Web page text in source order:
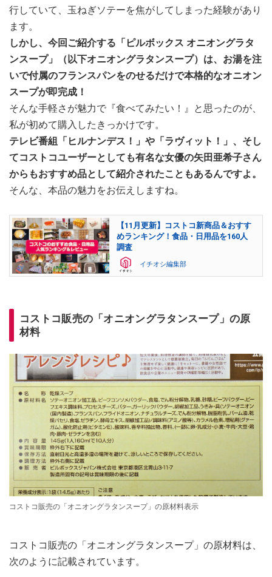
行していて、玉ねぎソテーを焦がしてしまった経験があり
ます。
しかし、今回ご紹介する「ピルボックス オニオングラタ
ンスープ」（以下オニオングラタンスープ）は、お湯を注
いで付属のフランスパンをのせるだけで本格的なオニオン
スープが即完成！
そんな手軽さが魅力で『食べてみたい！』と思ったのが、
私が初めて購入したきっかけです。
テレビ番組「ヒルナンデス！」や「ラヴィット！」、そし
てコストコユーザーとしても有名な女優の矢田亜希子さん
からもおすすめ品として紹介されたこともあるんですよ。
そんな、本品の魅力をお伝えしますね。
【11月更新】コストコ新商品＆おすす
めランキング！食品・日用品を160人
調査
イチオシ編集部
コストコ販売の「オニオングラタンスープ」の原
材料
コストコ販売の「オニオングラタンスープ」の原材料表示
コストコ販売の「オニオングラタンスープ」の原材料は、
次のように記載されています。